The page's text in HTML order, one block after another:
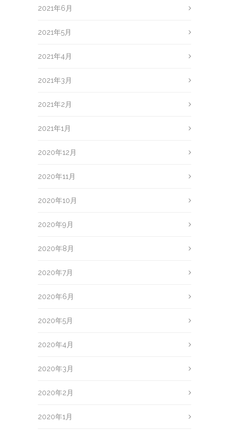
2021年6月
2021年5月
2021年4月
2021年3月
2021年2月
2021年1月
2020年12月
2020年11月
2020年10月
2020年9月
2020年8月
2020年7月
2020年6月
2020年5月
2020年4月
2020年3月
2020年2月
2020年1月